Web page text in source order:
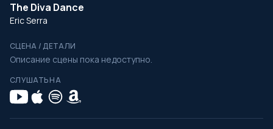
The Diva Dance
Eric Serra
СЦЕНА / ДЕТАЛИ
Описание сцены пока недоступно.
СЛУШАТЬ НА